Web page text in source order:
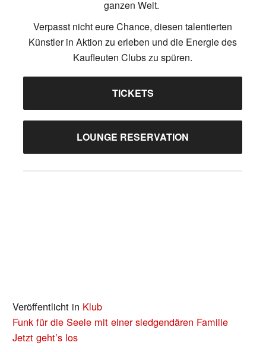
ganzen Welt.
Verpasst nicht eure Chance, diesen talentierten
Künstler in Aktion zu erleben und die Energie des
Kaufleuten Clubs zu spüren.
TICKETS
LOUNGE RESERVATION
Veröffentlicht in Klub
BEITRAGS-
NAVIGATION
Funk für die Seele mit einer sledgendären Familie
Jetzt geht’s los